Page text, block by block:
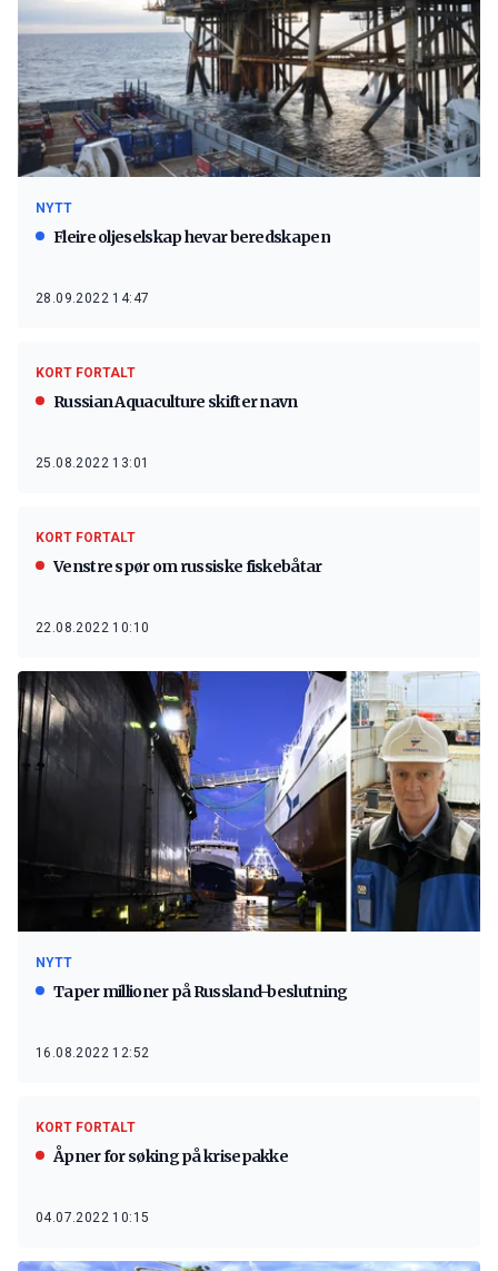
NYTT
Fleire oljeselskap hevar beredskapen
28.09.2022 14:47
KORT FORTALT
Russian Aquaculture skifter navn
25.08.2022 13:01
KORT FORTALT
Venstre spør om russiske fiskebåtar
22.08.2022 10:10
NYTT
Taper millioner på Russland-beslutning
16.08.2022 12:52
KORT FORTALT
Åpner for søking på krisepakke
04.07.2022 10:15